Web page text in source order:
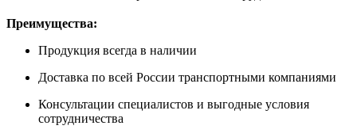
Преимущества:
Продукция всегда в наличии
Доставка по всей России транспортными компаниями
Консультации специалистов и выгодные условия
сотрудничества